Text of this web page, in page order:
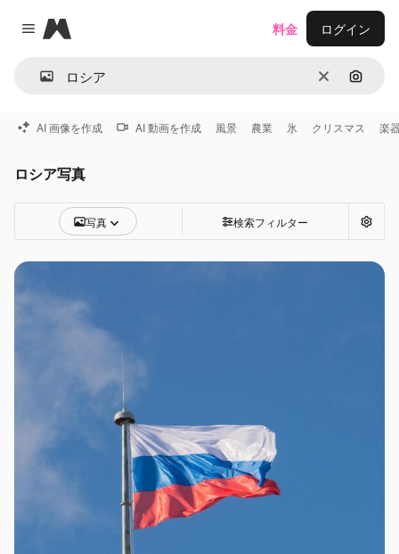
Close menu
Magnific
消去 画像で
料金 ログイン
AI 画像を作成 AI 動画を作成 風景 農業 氷 クリスマス 楽
ロシア写真
写真 検索フィルター